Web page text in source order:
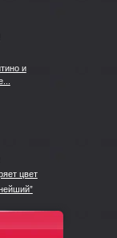
и
цвет